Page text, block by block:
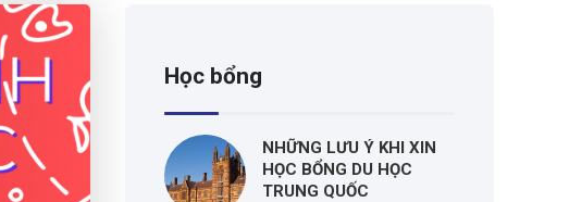
Học bổng
NHỮNG LƯU Ý KHI XIN
HỌC BỔNG DU HỌC
TRUNG QUỐC